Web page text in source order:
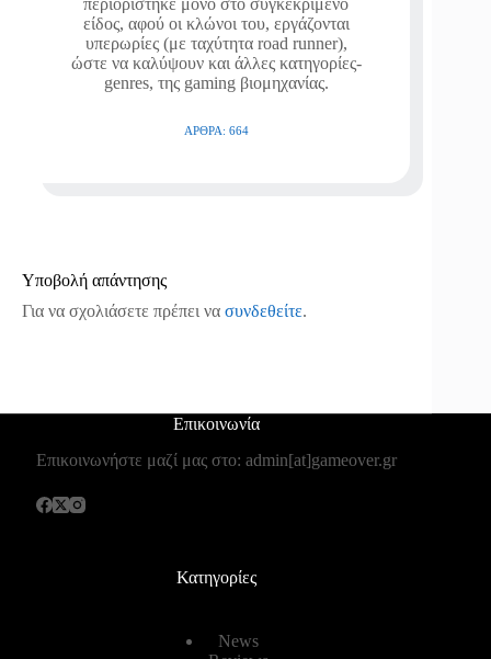
περιορίστηκε μόνο στο συγκεκριμένο
είδος, αφού οι κλώνοι του, εργάζονται
υπερωρίες (με ταχύτητα road runner),
ώστε να καλύψουν και άλλες κατηγορίες-
genres, της gaming βιομηχανίας.
ΆΡΘΡΑ: 664
Υποβολή απάντησης
Για να σχολιάσετε πρέπει να συνδεθείτε.
Επικοινωνία
Επικοινωνήστε μαζί μας στο: admin[at]gameover.gr
Κατηγορίες
News